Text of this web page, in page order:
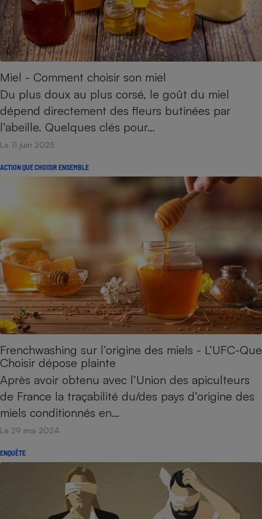
Miel - Comment choisir son miel
Du plus doux au plus corsé, le goût du miel
dépend directement des fleurs butinées par
l’abeille. Quelques clés pour…
Le 11 juin 2025
ACTION QUE CHOISIR ENSEMBLE
Frenchwashing sur l’origine des miels - L’UFC-Que
Choisir dépose plainte
Après avoir obtenu avec l’Union des apiculteurs
de France la traçabilité du/des pays d’origine des
miels conditionnés en…
Le 29 mai 2024
ENQUÊTE